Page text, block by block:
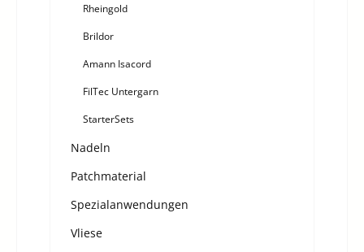
Rheingold
Brildor
Amann Isacord
FilTec Untergarn
StarterSets
Nadeln
Patchmaterial
Spezialanwendungen
Vliese